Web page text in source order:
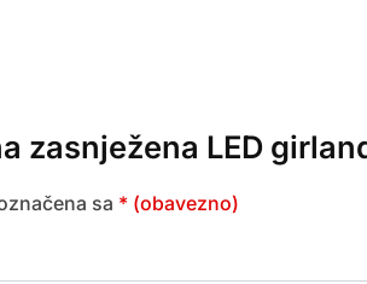
zasnježena LED
sa * (obavezno)